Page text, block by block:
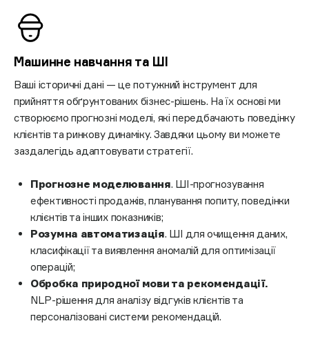
Машинне навчання та ШІ
Ваші історичні дані — це потужний інструмент для
прийняття обґрунтованих бізнес-рішень. На їх основі ми
створюємо прогнозні моделі, які передбачають поведінку
клієнтів та ринкову динаміку. Завдяки цьому ви можете
заздалегідь адаптовувати стратегії.
Прогнозне моделювання. ШІ-прогнозування
ефективності продажів, планування попиту, поведінки
клієнтів та інших показників;
Розумна автоматизація. ШІ для очищення даних,
класифікації та виявлення аномалій для оптимізації
операцій;
Обробка природної мови та рекомендації.
NLP-рішення для аналізу відгуків клієнтів та
персоналізовані системи рекомендацій.